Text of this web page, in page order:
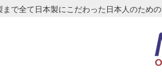
で全て日本製にこだわった日本人のため